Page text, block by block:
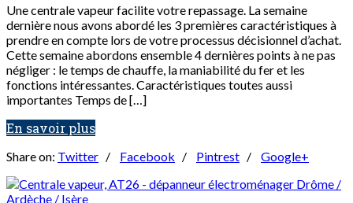
Une centrale vapeur facilite votre repassage. La semaine
dernière nous avons abordé les 3 premières caractéristiques à
prendre en compte lors de votre processus décisionnel d’achat.
Cette semaine abordons ensemble 4 dernières points à ne pas
négliger : le temps de chauffe, la maniabilité du fer et les
fonctions intéressantes. Caractéristiques toutes aussi
importantes Temps de […]
En savoir plus
Share on: Twitter / Facebook / Pintrest / Google+